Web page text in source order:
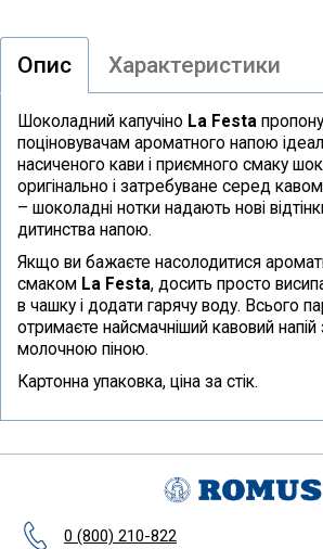
Опис Характеристики
Шоколадний капучіно La Festa
поціновувачам ароматного напою
насиченого кави і приємного смаку
оригінально і затребуване серед
– шоколадні нотки надають нові
дитинства напою.
Якщо ви бажаєте насолодитися
смаком La Festa, досить просто
в чашку і додати гарячу воду. Всього
отримаєте найсмачніший кавовий
молочною піною.
Картонна упаковка, ціна за стік.
0 (800) 210-822